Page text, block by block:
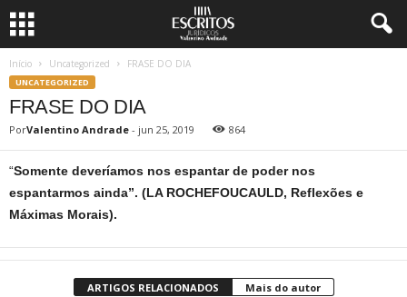
Início Uncategorized FRASE DO DIA
UNCATEGORIZED
FRASE DO DIA
PorValentino Andrade - jun 25, 2019 864
“Somente deveríamos nos espantar de poder nos
espantarmos ainda”. (LA ROCHEFOUCAULD, Reflexões e
Máximas Morais).
ARTIGOS RELACIONADOS Mais do autor